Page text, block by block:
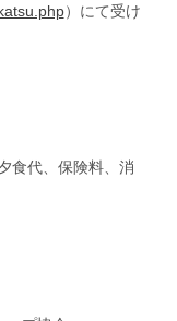
）にて受け
食代、保険料、消